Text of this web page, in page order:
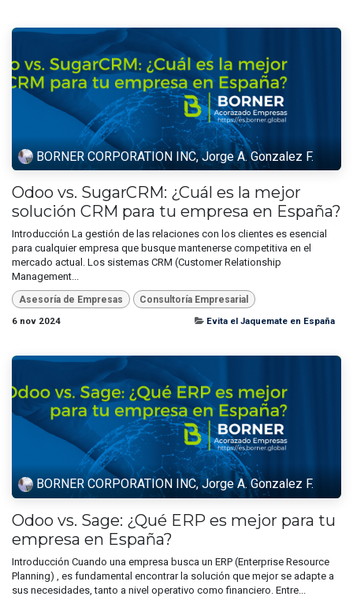
BORNER CORPORATION INC, Jorge A. Gonzalez F.
Odoo vs. SugarCRM: ¿Cuál es la mejor
solución CRM para tu empresa en España?
Introducción La gestión de las relaciones con los clientes es esencial
para cualquier empresa que busque mantenerse competitiva en el
mercado actual. Los sistemas CRM (Customer Relationship
Management...
Asesoría de Empresas
Consultoría Empresarial
6 nov 2024
Evita el Jaquemate en España
BORNER CORPORATION INC, Jorge A. Gonzalez F.
Odoo vs. Sage: ¿Qué ERP es mejor para tu
empresa en España?
Introducción Cuando una empresa busca un ERP (Enterprise Resource
Planning) , es fundamental encontrar la solución que mejor se adapte a
sus necesidades, tanto a nivel operativo como financiero. Entre...